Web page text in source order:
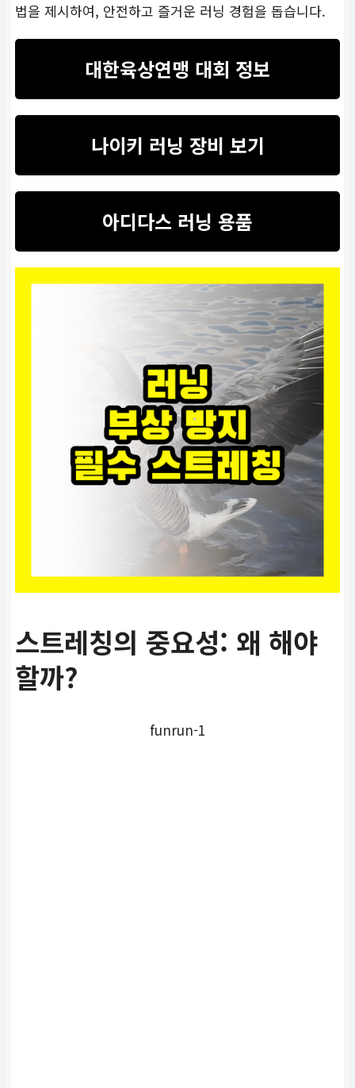
법을 제시하여, 안전하고 즐거운 러닝 경험을 돕습니다.
대한육상연맹 대회 정보
나이키 러닝 장비 보기
아디다스 러닝 용품
스트레칭의 중요성: 왜 해야
할까?
funrun-1